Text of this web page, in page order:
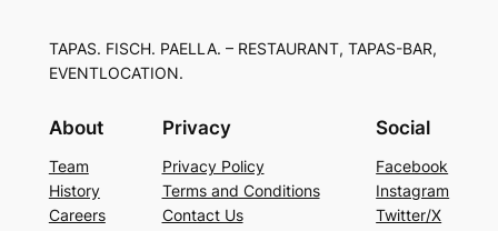
TAPAS. FISCH. PAELLA. – RESTAURANT, TAPAS-BAR,
EVENTLOCATION.
About
Team
History
Careers
Privacy
Privacy Policy
Terms and Conditions
Contact Us
Social
Facebook
Instagram
Twitter/X